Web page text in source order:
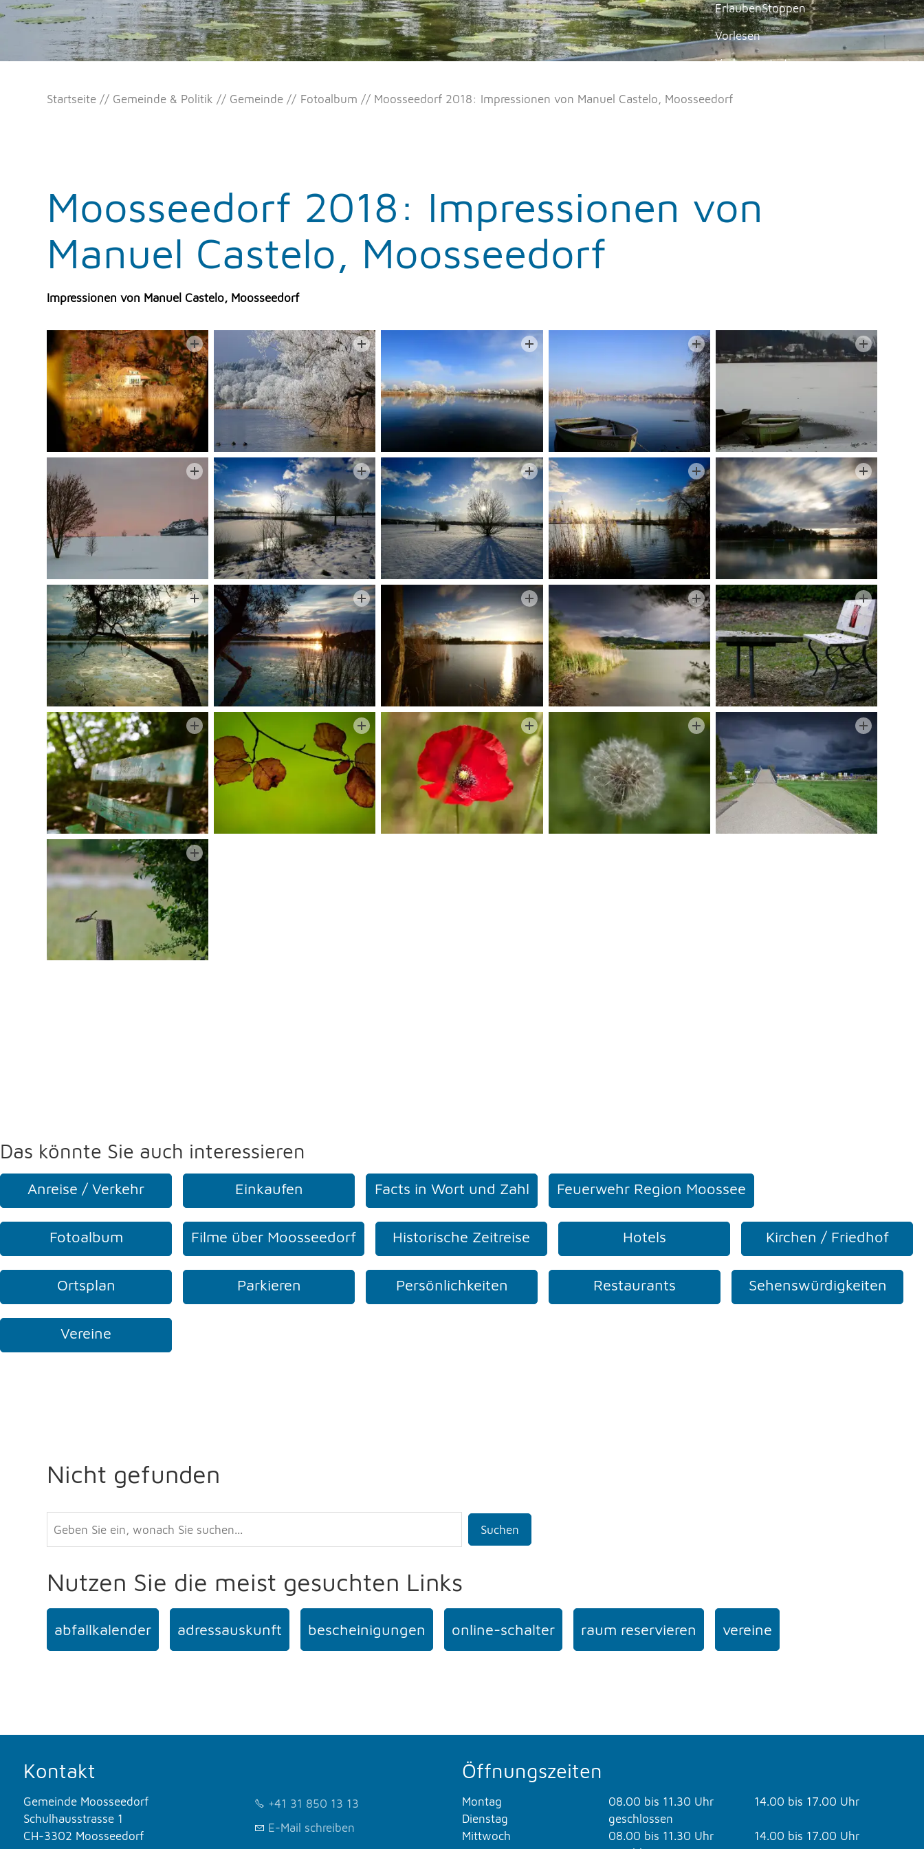
ErlaubenStoppen
Vorlesen
Vorlesen starten
Vorlesen pausieren
Startseite Gemeinde & Politik Gemeinde Fotoalbum Moosseedorf 2018: Impressionen von Manuel Castelo, Moosseedorf
Moosseedorf 2018: Impressionen von
Manuel Castelo, Moosseedorf
Impressionen von Manuel Castelo, Moosseedorf
Das könnte Sie auch interessieren
Anreise / Verkehr Einkaufen Facts in Wort und Zahl Feuerwehr Region Moossee
Fotoalbum Filme über Moosseedorf Historische Zeitreise Hotels Kirchen / Friedhof
Ortsplan Parkieren Persönlichkeiten Restaurants Sehenswürdigkeiten
Vereine
Nicht gefunden
Suchen
Nutzen Sie die meist gesuchten Links
abfallkalender adressauskunft bescheinigungen online-schalter raum reservieren vereine
Kontakt
Gemeinde Moosseedorf
Schulhausstrasse 1
CH-3302 Moosseedorf
+41 31 850 13 13
E-Mail schreiben
Öffnungszeiten
Montag 08.00 bis 11.30 Uhr
14.00 bis 17.00 Uhr
Dienstag
geschlossen
Mittwoch
08.00 bis 11.30 Uhr
14.00 bis 17.00 Uhr